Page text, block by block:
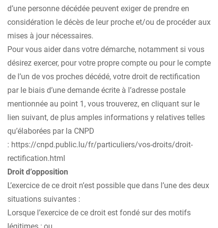
d’une personne décédée peuvent exiger de prendre en
considération le décès de leur proche et/ou de procéder aux
mises à jour nécessaires.
Pour vous aider dans votre démarche, notamment si vous
désirez exercer, pour votre propre compte ou pour le compte
de l’un de vos proches décédé, votre droit de rectification
par le biais d’une demande écrite à l’adresse postale
mentionnée au point 1, vous trouverez, en cliquant sur le
lien suivant, de plus amples informations y relatives telles
qu’élaborées par la CNPD
: https://cnpd.public.lu/fr/particuliers/vos-droits/droit-
rectification.html
Droit d’opposition
L’exercice de ce droit n’est possible que dans l’une des deux
situations suivantes :
Lorsque l’exercice de ce droit est fondé sur des motifs